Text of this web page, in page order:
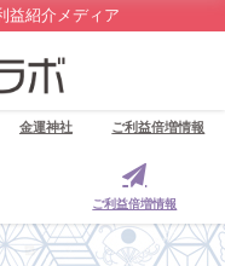
益紹介メディア
金運神社 ご利益倍増情報
ご利益倍増情報